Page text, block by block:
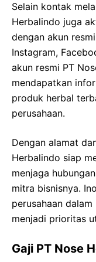
Selain kontak
Herbalindo juga
dengan akun
Instagram,
akun resmi PT
mendapatkan
produk herbal
perusahaan.
Dengan alamat
Herbalindo siap
menjaga
mitra bisnisnya.
perusahaan
menjadi prioritas
Gaji PT Nose